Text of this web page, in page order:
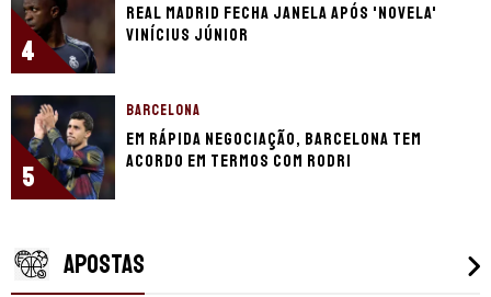
4
Real Madrid fecha janela após 'novela'
Vinícius Júnior
5
BARCELONA
Em rápida negociação, Barcelona tem
acordo em termos com Rodri
APOSTAS